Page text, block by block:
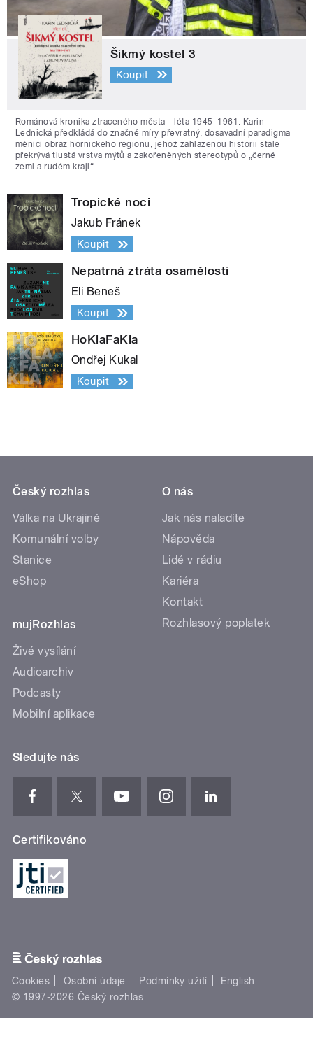
Šikmý kostel 3
Koupit
Románová kronika ztraceného města - léta 1945–1961. Karin
Lednická předkládá do značné míry převratný, dosavadní paradigma
měnící obraz hornického regionu, jehož zahlazenou historii stále
překrývá tlustá vrstva mýtů a zakořeněných stereotypů o „černé
zemi a rudém kraji“.
Tropické noci
Jakub Fránek
Koupit
Nepatrná ztráta osamělosti
Eli Beneš
Koupit
HoKlaFaKla
Ondřej Kukal
Koupit
Český rozhlas
Válka na Ukrajině
Komunální volby
Stanice
eShop
mujRozhlas
Živé vysílání
Audioarchiv
Podcasty
Mobilní aplikace
O nás
Jak nás naladíte
Nápověda
Lidé v rádiu
Kariéra
Kontakt
Rozhlasový poplatek
Sledujte nás
Certifikováno
Cookies Osobní údaje Podmínky užití
English
© 1997-2026 Český rozhlas